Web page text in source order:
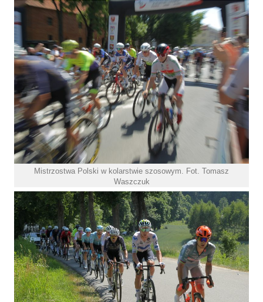
Mistrzostwa Polski w kolarstwie szosowym. Fot. Tomasz
Waszczuk